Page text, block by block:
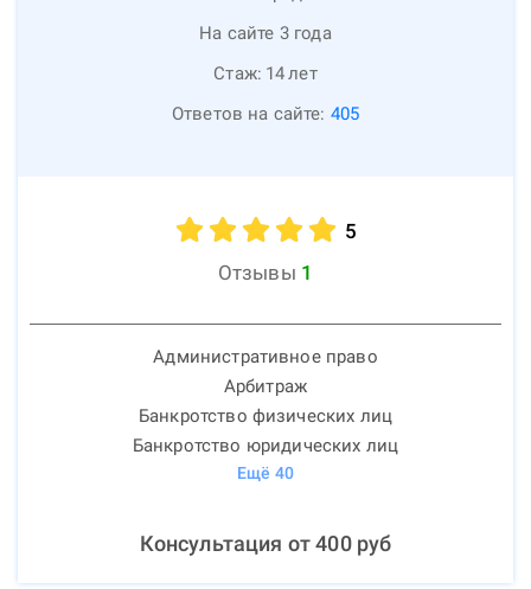
На сайте 3 года
Стаж: 14лет
Ответов на сайте: 405
5
Отзывы 1
Административное право
Арбитраж
Банкротство физических лиц
Банкротство юридических лиц
Ещё 40
Консультация от400руб